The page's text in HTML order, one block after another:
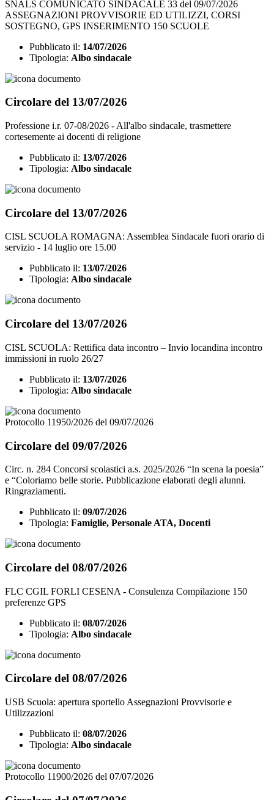
SNALS COMUNICATO SINDACALE 33 del 09/07/2026
ASSEGNAZIONI PROVVISORIE ED UTILIZZI, CORSI
SOSTEGNO, GPS INSERIMENTO 150 SCUOLE
Pubblicato il: 14/07/2026
Tipologia: Albo sindacale
Circolare del 13/07/2026
Professione i.r. 07-08/2026 - All'albo sindacale, trasmettere
cortesemente ai docenti di religione
Pubblicato il: 13/07/2026
Tipologia: Albo sindacale
Circolare del 13/07/2026
CISL SCUOLA ROMAGNA: Assemblea Sindacale fuori orario di
servizio - 14 luglio ore 15.00
Pubblicato il: 13/07/2026
Tipologia: Albo sindacale
Circolare del 13/07/2026
CISL SCUOLA: Rettifica data incontro – Invio locandina incontro
immissioni in ruolo 26/27
Pubblicato il: 13/07/2026
Tipologia: Albo sindacale
Protocollo 11950/2026 del 09/07/2026
Circolare del 09/07/2026
Circ. n. 284 Concorsi scolastici a.s. 2025/2026 “In scena la poesia”
e “Coloriamo belle storie. Pubblicazione elaborati degli alunni.
Ringraziamenti.
Pubblicato il: 09/07/2026
Tipologia: Famiglie, Personale ATA, Docenti
Circolare del 08/07/2026
FLC CGIL FORLI CESENA - Consulenza Compilazione 150
preferenze GPS
Pubblicato il: 08/07/2026
Tipologia: Albo sindacale
Circolare del 08/07/2026
USB Scuola: apertura sportello Assegnazioni Provvisorie e
Utilizzazioni
Pubblicato il: 08/07/2026
Tipologia: Albo sindacale
Protocollo 11900/2026 del 07/07/2026